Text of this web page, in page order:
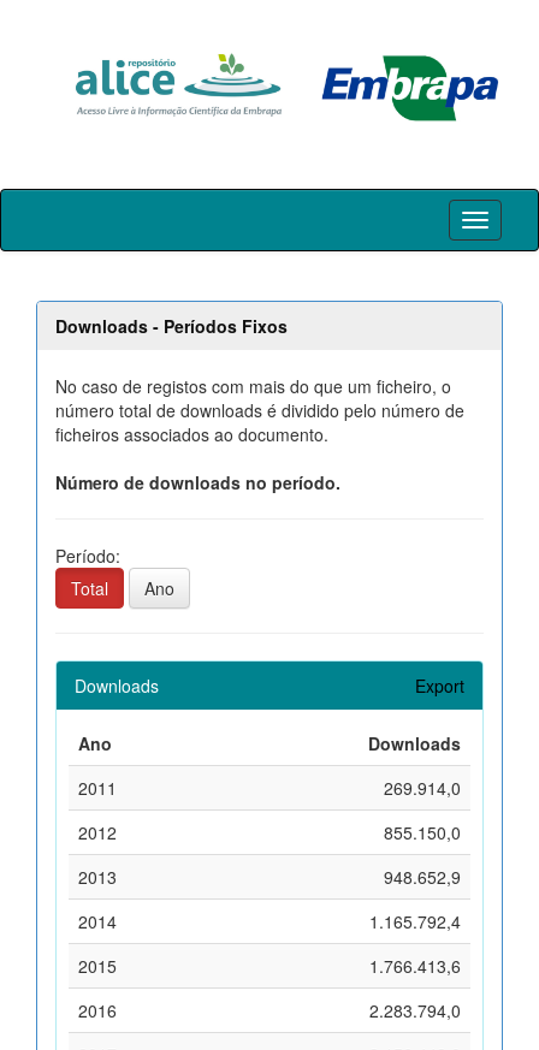
Skip
Downloads - Períodos Fixos
No caso de registos com mais do que um ficheiro, o
número total de downloads é dividido pelo número de
ficheiros associados ao documento.
Número de downloads no período.
Período:
Total
Ano
Downloads Export
Ano
Downloads
2011
269.914,0
2012
855.150,0
2013
948.652,9
2014
1.165.792,4
2015
1.766.413,6
2016
2.283.794,0